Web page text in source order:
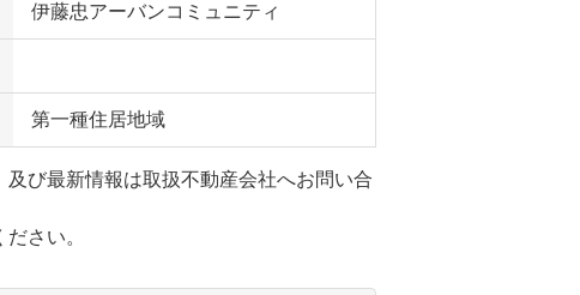
伊藤忠アーバンコミュニティ
第一種住居地域
び最新情報は取扱不動産会社へお問い合
さい。